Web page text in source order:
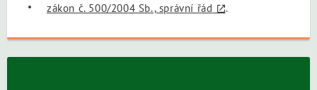
zákon č. 500/2004 Sb., správní řád
.